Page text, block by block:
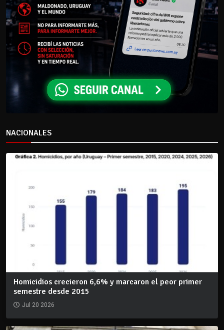
NACIONALES
Homicidios crecieron 6,6% y marcaron el peor primer
semestre desde 2015
Jul 20 2026